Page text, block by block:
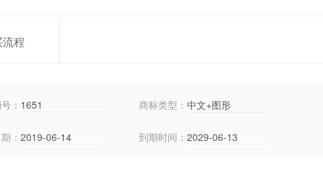
程
： 1651 商标类型： 中文+图形
： 2019-06-14 到期时间： 2029-06-13